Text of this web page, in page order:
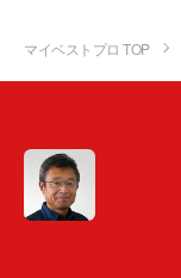
マイベストプロ TOP